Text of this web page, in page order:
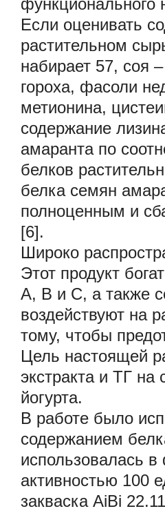
Если оценивать
растительном
набирает 57, соя
гороха, фасоли
метионина,
содержание
амаранта по
белков
белка семян
полноценным и
[6].
Широко
Этот продукт
А, В и С, а также
воздействуют на
тому, чтобы
Цель настоящей
экстракта и ТГ на
йогурта.
В работе было
содержанием
использовалась
активностью 100
закваска AiBi